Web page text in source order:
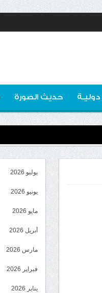
دوليـة حديث الصورة
يوليو 2026
يونيو 2026
مايو 2026
أبريل 2026
مارس 2026
فبراير 2026
يناير 2026